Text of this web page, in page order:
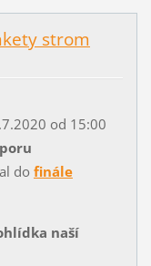
strom
od 15:00
do finále
naší